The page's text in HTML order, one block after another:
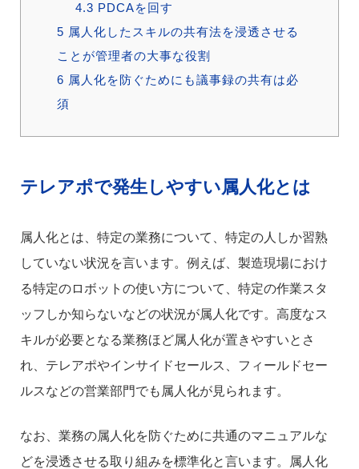
4.3 PDCAを回す
5 属人化したスキルの共有法を浸透させる
ことが管理者の大事な役割
6 属人化を防ぐためにも議事録の共有は必
須
テレアポで発生しやすい属人化とは
属人化とは、特定の業務について、特定の人しか習熟
していない状況を言います。例えば、製造現場におけ
る特定のロボットの使い方について、特定の作業スタ
ッフしか知らないなどの状況が属人化です。高度なス
キルが必要となる業務ほど属人化が置きやすいとさ
れ、テレアポやインサイドセールス、フィールドセー
ルスなどの営業部門でも属人化が見られます。
なお、業務の属人化を防ぐために共通のマニュアルな
どを浸透させる取り組みを標準化と言います。属人化